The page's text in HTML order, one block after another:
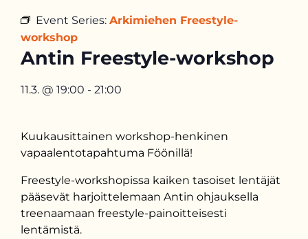
Event Series: Arkimiehen Freestyle-
workshop
Antin Freestyle-workshop
11.3. @ 19:00 - 21:00
Kuukausittainen workshop-henkinen
vapaalentotapahtuma Föönillä!
Freestyle-workshopissa kaiken tasoiset lentäjät
pääsevät harjoittelemaan Antin ohjauksella
treenaamaan freestyle-painoitteisesti
lentämistä.